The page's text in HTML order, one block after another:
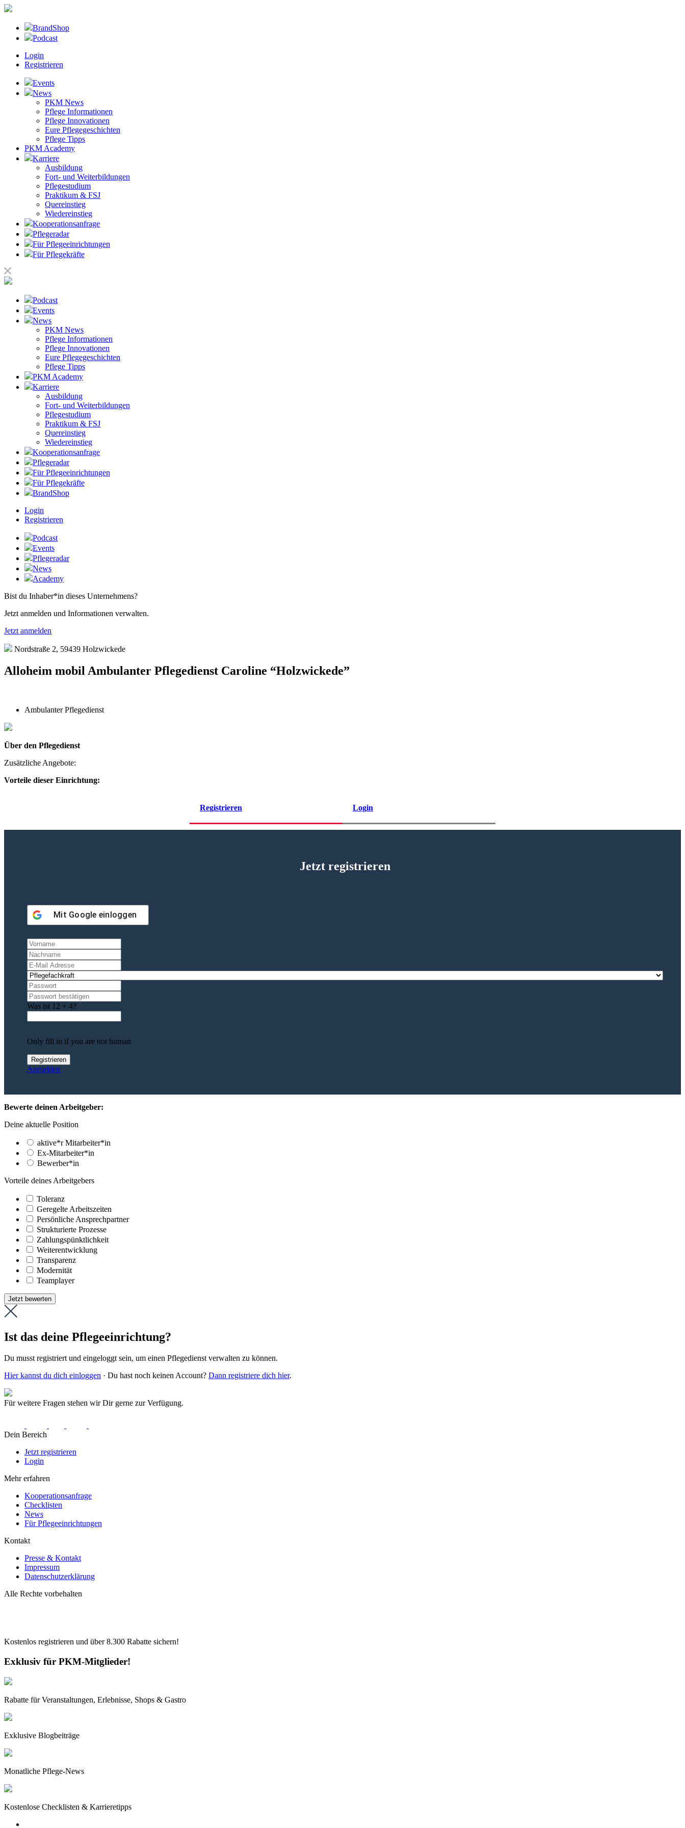
BrandShop
Podcast
Login
Registrieren
Events
News
PKM News
Pflege Informationen
Pflege Innovationen
Eure Pflegegeschichten
Pflege Tipps
PKM Academy
Karriere
Ausbildung
Fort- und Weiterbildungen
Pflegestudium
Praktikum & FSJ
Quereinstieg
Wiedereinstieg
Kooperationsanfrage
Pflegeradar
Für Pflegeeinrichtungen
Für Pflegekräfte
Podcast
Events
News
PKM News
Pflege Informationen
Pflege Innovationen
Eure Pflegegeschichten
Pflege Tipps
PKM Academy
Karriere
Ausbildung
Fort- und Weiterbildungen
Pflegestudium
Praktikum & FSJ
Quereinstieg
Wiedereinstieg
Kooperationsanfrage
Pflegeradar
Für Pflegeeinrichtungen
Für Pflegekräfte
BrandShop
Login
Registrieren
Podcast
Events
Pflegeradar
News
Academy
Bist du Inhaber*in dieses Unternehmens?
Jetzt anmelden und Informationen verwalten.
Jetzt anmelden
Nordstraße 2, 59439 Holzwickede
Alloheim mobil Ambulanter Pflegedienst Caroline “Holzwickede”
Ambulanter Pflegedienst
Über den Pflegedienst
Zusätzliche Angebote:
Vorteile dieser Einrichtung:
Registrieren Login
Jetzt registrieren
Mit Google einloggen
Was ist 12 + 4?
Only fill in if you are not human
Anmelden
Bewerte deinen Arbeitgeber:
Deine aktuelle Position
aktive*r Mitarbeiter*in
Ex-Mitarbeiter*in
Bewerber*in
Vorteile deines Arbeitgebers
Toleranz
Geregelte Arbeitszeiten
Persönliche Ansprechpartner
Strukturierte Prozesse
Zahlungs­pünktlichkeit
Weiter­entwicklung
Transparenz
Modernität
Teamplayer
Jetzt bewerten
Ist das deine Pflegeeinrichtung?
Du musst registriert und eingeloggt sein, um einen Pflegedienst verwalten zu können.
Hier kannst du dich einloggen · Du hast noch keinen Account? Dann registriere dich hier.
Für weitere Fragen stehen wir Dir gerne zur Verfügung.
Dein Bereich
Jetzt registrieren
Login
Mehr erfahren
Kooperationsanfrage
Checklisten
News
Für Pflegeeinrichtungen
Kontakt
Presse & Kontakt
Impressum
Datenschutzerklärung
Alle Rechte vorbehalten
Kostenlos registrieren und über8.300 Rabatte sichern!
Exklusiv für PKM-Mitglieder!
Rabatte für Veranstaltungen, Erlebnisse, Shops & Gastro
Exklusive Blogbeiträge
Monatliche Pflege-News
Kostenlose Checklisten & Karrieretipps